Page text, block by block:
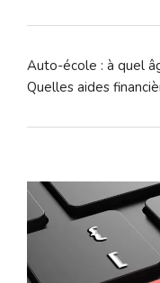
Auto-école : à quel
Quelles aides